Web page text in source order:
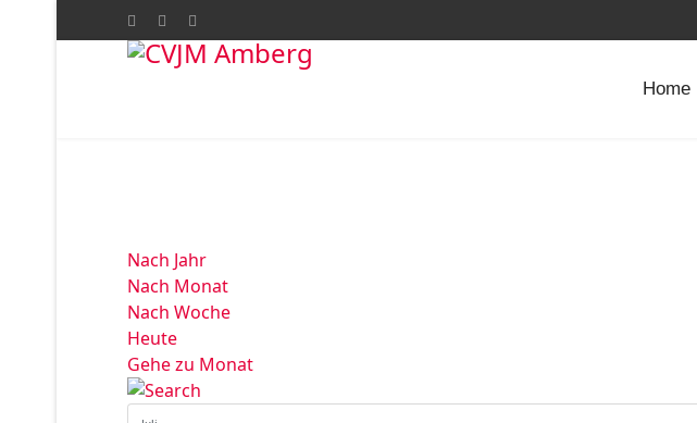
Home
Nach Jahr
Nach Monat
Nach Woche
Heute
Gehe zu Monat